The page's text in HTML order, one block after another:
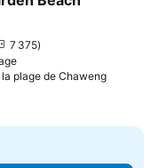
mes favoris
prix
7 375
plage de Chaweng